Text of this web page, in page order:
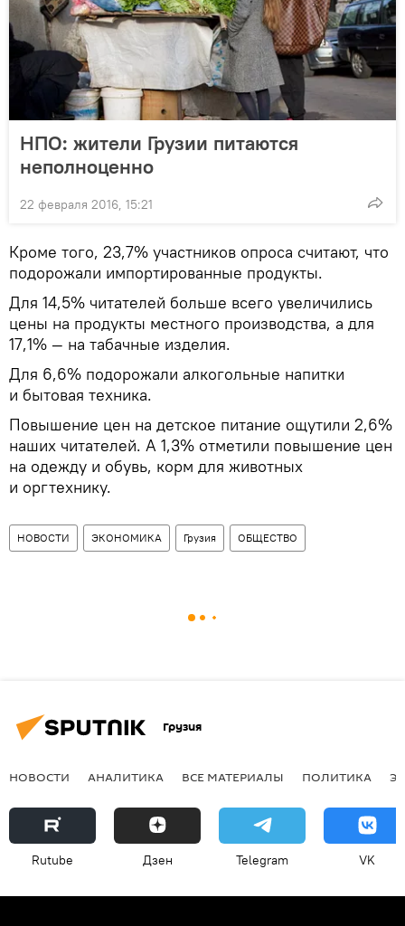
НПО: жители Грузии питаются
неполноценно
22 февраля 2016, 15:21
Кроме того, 23,7% участников опроса считают, что
подорожали импортированные продукты.
Для 14,5% читателей больше всего увеличились
цены на продукты местного производства, а для
17,1% — на табачные изделия.
Для 6,6% подорожали алкогольные напитки
и бытовая техника.
Повышение цен на детское питание ощутили 2,6%
наших читателей. А 1,3% отметили повышение цен
на одежду и обувь, корм для животных
и оргтехнику.
НОВОСТИ ЭКОНОМИКА Грузия ОБЩЕСТВО
Грузия
НОВОСТИ АНАЛИТИКА ВСЕ МАТЕРИАЛЫ ПОЛИТИКА
Rutube Дзен Telegram VK